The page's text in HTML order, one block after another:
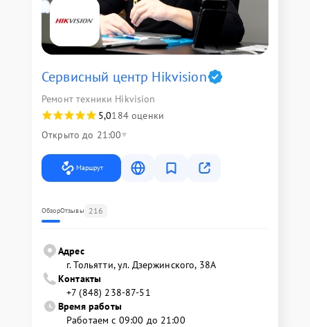
Сервисный центр Hikvision
Ремонт техники Hikvision
5,0184 оценки
Открыто до 21:00
Маршрут
ОбзорОтзывы 216
Адрес
г. Тольятти, ул. Дзержинского, 38А
Контакты
+7 (848) 238-87-51
Время работы
Работаем с 09:00 до 21:00